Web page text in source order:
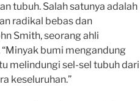
tubuh. Salah satunya adalah
radikal bebas dan
Smith, seorang ahli
bumi mengandung
melindungi sel-sel tubuh dari
keseluruhan.”